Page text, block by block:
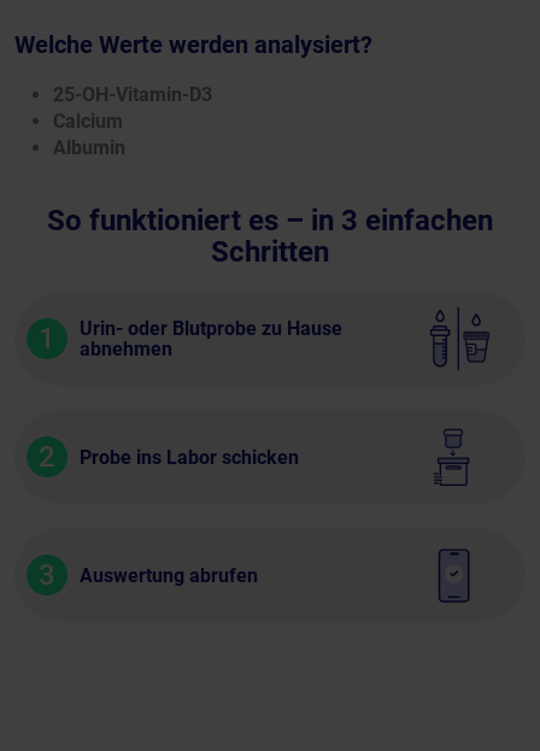
Welche Werte werden analysiert?
25-OH-Vitamin-D3
Calcium
Albumin
So funktioniert es – in 3 einfachen
Schritten
1
Urin- oder Blutprobe zu Hause
abnehmen
2 Probe ins Labor schicken
3 Auswertung abrufen